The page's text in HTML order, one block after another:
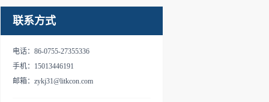
联系方式
电话：86-0755-27355336
手机：15013446191
邮箱：zykj31@litkcon.com